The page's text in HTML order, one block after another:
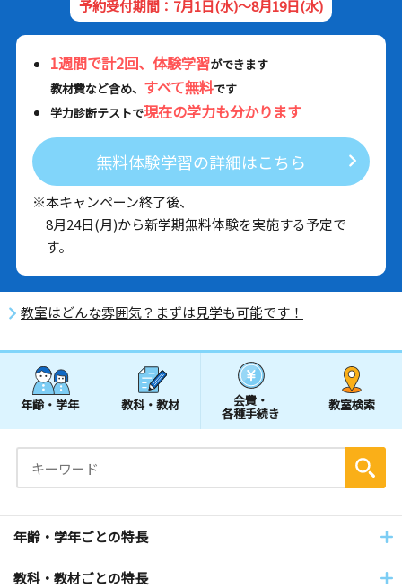
予約受付期間：7月1日(水)～8月19日(水)
1週間で計2回、体験学習ができます
教材費など含め、 すべて無料です
学力診断テストで現在の学力も分かります
無料体験学習の詳細はこちら
※本キャンペーン終了後、
8月24日(月)から新学期無料体験を実施する予定で
す。
教室はどんな雰囲気？まずは見学も可能です！
年齢・学年 教科・教材 会費・
各種手続き
教室検索
年齢・学年ごとの特長
教科・教材ごとの特長